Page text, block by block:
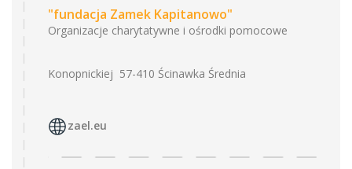
"fundacja Zamek Kapitanowo"
Organizacje charytatywne i ośrodki pomocowe
Konopnickiej 57-410 Ścinawka Średnia
zael.eu